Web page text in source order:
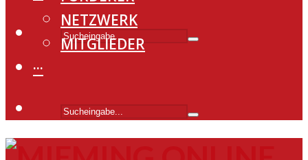
NETZWERK
MITGLIEDER
···